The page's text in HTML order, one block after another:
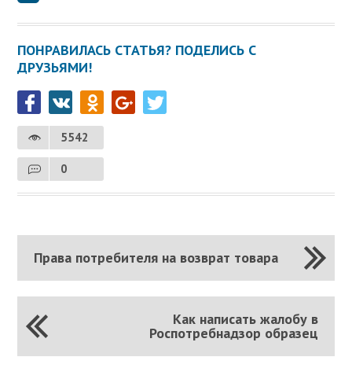
ПОНРАВИЛАСЬ СТАТЬЯ? ПОДЕЛИСЬ С
ДРУЗЬЯМИ!
5542
0
Права потребителя на возврат товара
Как написать жалобу в
Роспотребнадзор образец